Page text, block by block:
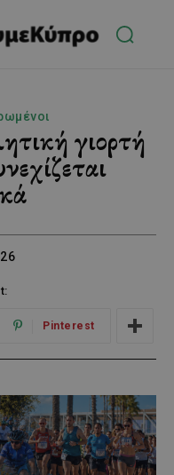
γιορτή
Pinterest